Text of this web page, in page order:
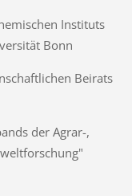
Instituts
Bonn
Beirats
der Agrar-,